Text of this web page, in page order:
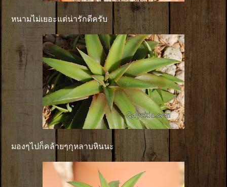
หนามไม่เยอะแต่น่ารักดีครับ
มองๆไปก็คล้ายๆกุหลาบหินนะ